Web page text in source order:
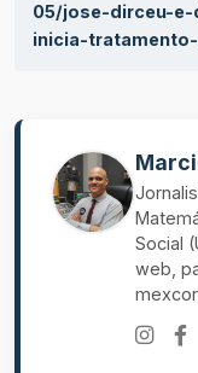
05/jose-dirceu-
inicia-
Social
web,